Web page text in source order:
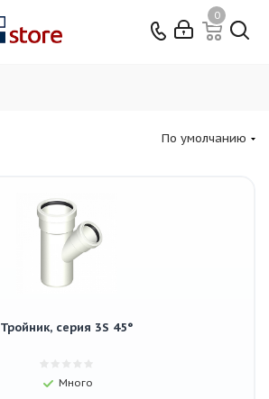
0
По умолчанию
Тройник, серия 3S 45°
Много